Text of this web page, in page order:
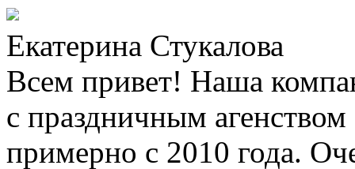
Екатерина Стукалова
Всем привет! Наша
с праздничным
примерно с 2010 года.